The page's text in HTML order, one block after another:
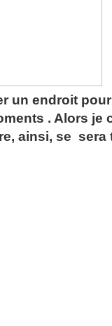
un endroit
. Alors je
ainsi, se sera